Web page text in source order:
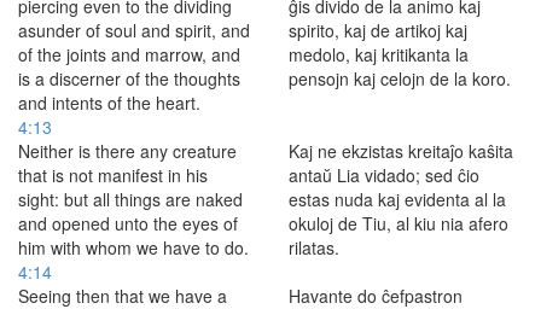
piercing even to the dividing
asunder of soul and spirit, and
of the joints and marrow, and
is a discerner of the thoughts
and intents of the heart.
ĝis divido de la animo kaj
spirito, kaj de artikoj kaj
medolo, kaj kritikanta la
pensojn kaj celojn de la koro.
4:13
Neither is there any creature
that is not manifest in his
sight: but all things are naked
and opened unto the eyes of
him with whom we have to do.
Kaj ne ekzistas kreitaĵo kaŝita
antaŭ Lia vidado; sed ĉio
estas nuda kaj evidenta al la
okuloj de Tiu, al kiu nia afero
rilatas.
4:14
Seeing then that we have a
Havante do ĉefpastron